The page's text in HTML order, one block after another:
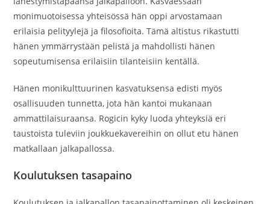
monimuotoisessa yhteisössä hän oppi arvostamaan
erilaisia pelityylejä ja filosofioita. Tämä altistus rikastutti
hänen ymmärrystään pelistä ja mahdollisti hänen
sopeutumisensa erilaisiin tilanteisiin kentällä.
Hänen monikulttuurinen kasvatuksensa edisti myös
osallisuuden tunnetta, jota hän kantoi mukanaan
ammattilaisuraansa. Rogicin kyky luoda yhteyksiä eri
taustoista tuleviin joukkuekavereihin on ollut etu hänen
matkallaan jalkapallossa.
Koulutuksen tasapaino